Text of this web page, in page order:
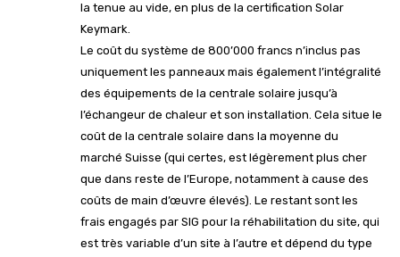
la tenue au vide, en plus de la certification Solar
Keymark.
Le coût du système de 800’000 francs n’inclus pas
uniquement les panneaux mais également l’intégralité
des équipements de la centrale solaire jusqu’à
l’échangeur de chaleur et son installation. Cela situe le
coût de la centrale solaire dans la moyenne du
marché Suisse (qui certes, est légèrement plus cher
que dans reste de l’Europe, notamment à cause des
coûts de main d’œuvre élevés). Le restant sont les
frais engagés par SIG pour la réhabilitation du site, qui
est très variable d’un site à l’autre et dépend du type